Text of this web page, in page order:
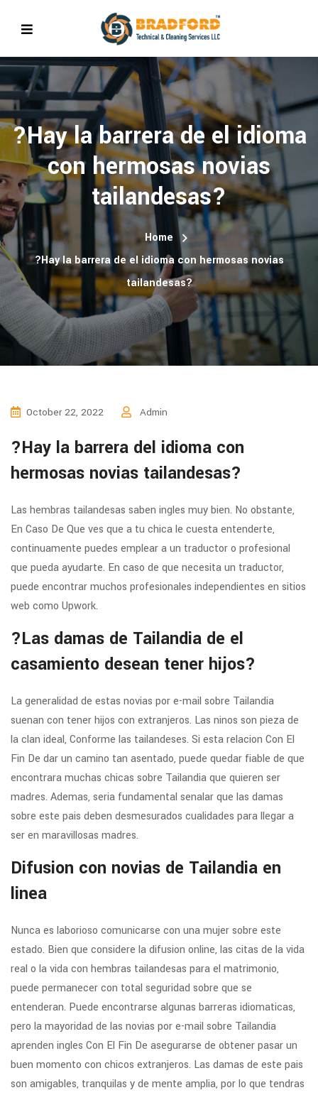
?Hay la barrera de el idioma
con hermosas novias
tailandesas?
Home
?Hay la barrera de el idioma con hermosas novias
tailandesas?
October 22, 2022 Admin
?Hay la barrera del idioma con
hermosas novias tailandesas?
Las hembras tailandesas saben ingles muy bien. No obstante,
En Caso De Que ves que a tu chica le cuesta entenderte,
continuamente puedes emplear a un traductor o profesional
que pueda ayudarte. En caso de que necesita un traductor,
puede encontrar muchos profesionales independientes en sitios
web como Upwork.
?Las damas de Tailandia de el
casamiento desean tener hijos?
La generalidad de estas novias por e-mail sobre Tailandia
suenan con tener hijos con extranjeros. Las ninos son pieza de
la clan ideal, Conforme las tailandeses. Si esta relacion Con El
Fin De dar un camino tan asentado, puede quedar fiable de que
encontrara muchas chicas sobre Tailandia que quieren ser
madres. Ademas, seri­a fundamental senalar que las damas
sobre este pais deben desmesurados cualidades para llegar a
ser en maravillosas madres.
Difusion con novias de Tailandia en
linea
Nunca es laborioso comunicarse con una mujer sobre este
estado. Bien que considere la difusion online, las citas de la vida
real o la vida con hembras tailandesas para el matrimonio,
puede permanecer con total seguridad sobre que se
entenderan. Puede encontrarse algunas barreras idiomaticas,
pero la mayoridad de las novias por e-mail sobre Tailandia
aprenden ingles Con El Fin De asegurarse de obtener pasar un
buen momento con chicos extranjeros. Las damas de este pais
son amigables, tranquilas y de mente amplia, por lo que tendras